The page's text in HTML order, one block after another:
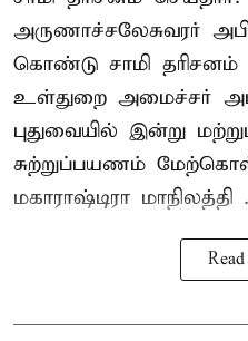
அருணாச்சலேசுவரர்
கொண்டு சாமி தரிசனம்
உள்துறை அமைச்சர்
புதுவையில் இன்று
சுற்றுப்பயணம்
மகாராஷ்டிரா மாநிலத்தி